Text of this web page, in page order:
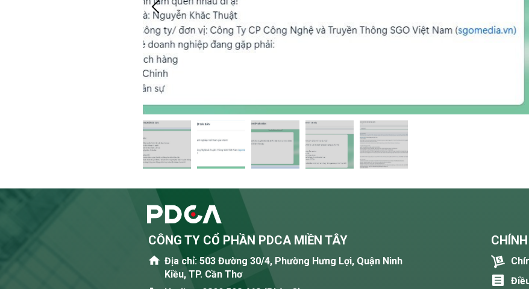
CÔNG TY CỔ PHẦN PDCA MIỀN TÂY
Địa chỉ: 503 Đường 30/4, Phường Hưng Lợi, Quận Ninh
Kiều, TP. Cần Thơ